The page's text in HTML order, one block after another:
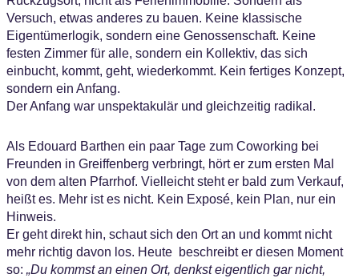
Versuch, etwas anderes zu bauen. Keine klassische
Eigentümerlogik, sondern eine Genossenschaft. Keine
festen Zimmer für alle, sondern ein Kollektiv, das sich
einbucht, kommt, geht, wiederkommt. Kein fertiges Konzept,
sondern ein Anfang.
Der Anfang war unspektakulär und gleichzeitig radikal.
Als Edouard Barthen ein paar Tage zum Coworking bei
Freunden in Greiffenberg verbringt, hört er zum ersten Mal
von dem alten Pfarrhof. Vielleicht steht er bald zum Verkauf,
heißt es. Mehr ist es nicht. Kein Exposé, kein Plan, nur ein
Hinweis.
Er geht direkt hin, schaut sich den Ort an und kommt nicht
mehr richtig davon los. Heute beschreibt er diesen Moment
so: „Du kommst an einen Ort, denkst eigentlich gar nicht,